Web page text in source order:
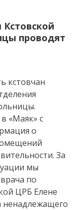
Кстовской
проводят
кстовчан
«Маяк» с
о
За
мы
по
ЦРБ Елене
ненадлежащего